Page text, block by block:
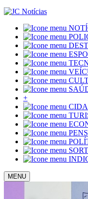
+
MENU